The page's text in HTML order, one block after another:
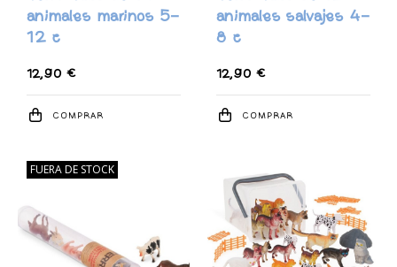
animales marinos 5-
12 c
12,90 €
COMPRAR
animales salvajes 4-
8 c
12,90 €
COMPRAR
FUERA DE STOCK